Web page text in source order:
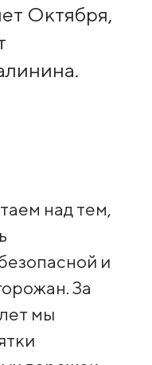
Октября,
над тем,
и
За
мы